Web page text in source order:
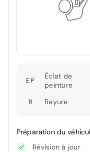
EP
Éclat de
peinture
R Rayure
Préparation du
Révision à jour